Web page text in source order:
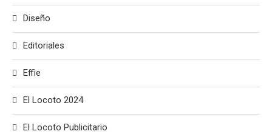
Diseño
Editoriales
Effie
El Locoto 2024
El Locoto Publicitario